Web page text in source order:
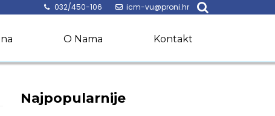
032/450-106 icm-vu@proni.hr
O Nama Kontakt
Najpopularnije